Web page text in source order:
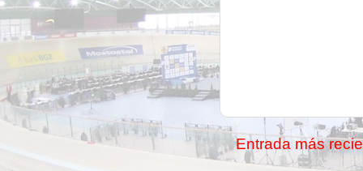
Entrada más